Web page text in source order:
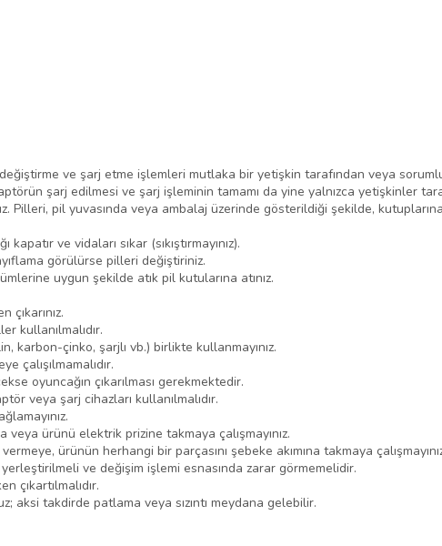
ve şarj etme işlemleri mutlaka bir yetişkin tarafından veya
şarj edilmesi ve şarj işleminin tamamı da yine yalnızca yetişkinler
Pilleri, pil yuvasında veya ambalaj üzerinde gösterildiği şekilde,
ve vidaları sıkar (sıkıştırmayınız).
görülürse pilleri değiştiriniz.
uygun şekilde atık pil kutularına atınız.
kullanılmalıdır.
karbon-çinko, şarjlı vb.) birlikte kullanmayınız.
çalışılmamalıdır.
oyuncağın çıkarılması gerekmektedir.
veya şarj cihazları kullanılmalıdır.
ürünü elektrik prizine takmaya çalışmayınız.
ürünün herhangi bir parçasını şebeke akımına takmaya
ve değişim işlemi esnasında zarar görmemelidir.
çıkartılmalıdır.
aksi takdirde patlama veya sızıntı meydana gelebilir.